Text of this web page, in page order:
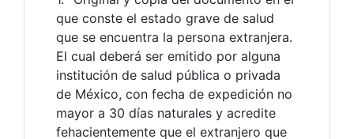
que conste el estado grave de salud
que se encuentra la persona extranjera.
El cual deberá ser emitido por alguna
institución de salud pública o privada
de México, con fecha de expedición no
mayor a 30 días naturales y acredite
fehacientemente que el extranjero que